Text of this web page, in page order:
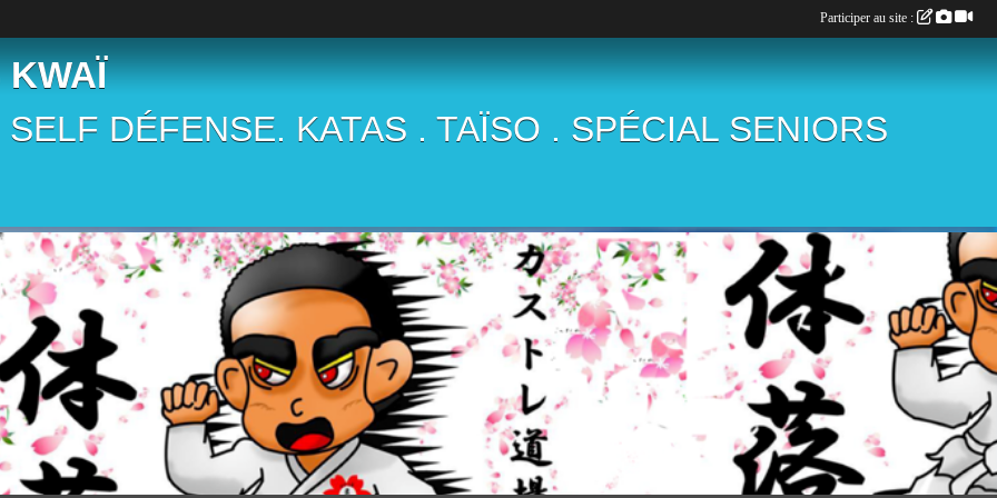
KWAÏ
DÉFENSE. KATAS . TAÏSO . SPÉCIAL SENIORS
Participer au site :